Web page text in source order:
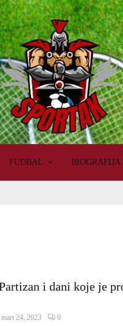
FUDBAL BIOGRAFIJA
i dani koje je
mart 24, 2023 0